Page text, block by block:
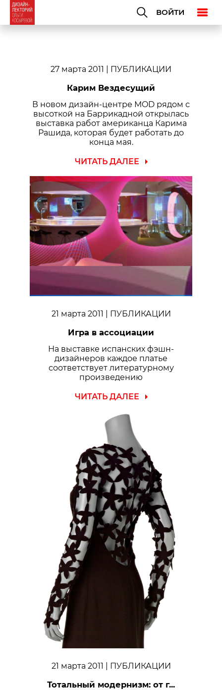
ВОЙТИ
27 марта 2011 | ПУБЛИКАЦИИ
Карим Вездесущий
В новом дизайн-центре MOD рядом с
высоткой на Баррикадной открылась
выставка работ американца Карима
Рашида, которая будет работать до
конца мая.
ЧИТАТЬ ДАЛЕЕ
21 марта 2011 | ПУБЛИКАЦИИ
Игра в ассоциации
На выставке испанских фэшн-
дизайнеров каждое платье
соответствует литературному
произведению
ЧИТАТЬ ДАЛЕЕ
21 марта 2011 | ПУБЛИКАЦИИ
Тотальный модернизм: от г...